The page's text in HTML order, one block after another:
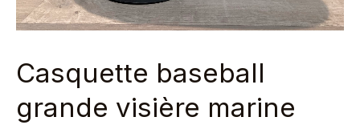
Casquette baseball
grande visière marine